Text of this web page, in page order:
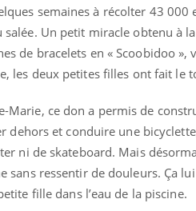
semaines à récolter 43
salée. Un petit miracle obtenu à
de bracelets en « Scoobidoo »,
les deux petites filles ont fait le
Marie, ce don a permis de
dehors et conduire une
ni de skateboard. Mais
sans ressentir de douleurs. Ça
fille dans l’eau de la piscine.